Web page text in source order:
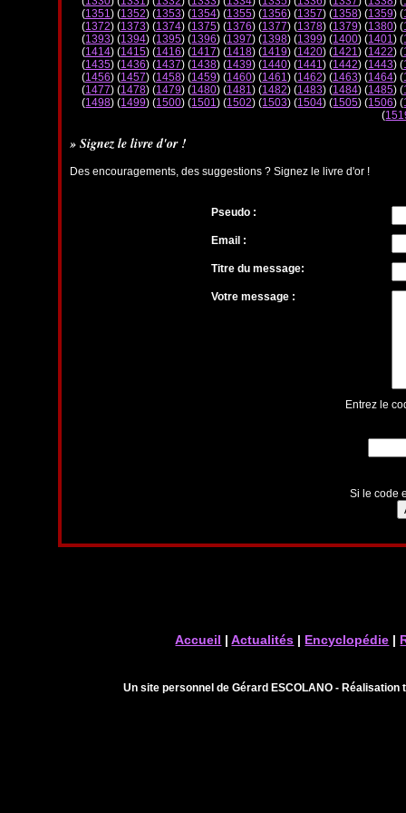
(1351) (1352) (1353) (1354) (1355) (1356) (1357) (1358) (1359) (
(1372) (1373) (1374) (1375) (1376) (1377) (1378) (1379) (1380) (
(1393) (1394) (1395) (1396) (1397) (1398) (1399) (1400) (1401) (
(1414) (1415) (1416) (1417) (1418) (1419) (1420) (1421) (1422) (
(1435) (1436) (1437) (1438) (1439) (1440) (1441) (1442) (1443) (
(1456) (1457) (1458) (1459) (1460) (1461) (1462) (1463) (1464) (
(1477) (1478) (1479) (1480) (1481) (1482) (1483) (1484) (1485) (
(1498) (1499) (1500) (1501) (1502) (1503) (1504) (1505) (1506) (
(
» Signez le livre d'or !
Des encouragements, des suggestions ? Signez le livre d'or !
Pseudo :
Email :
Titre du message:
Votre message :
Entrez le
Si le code
Accueil |Actualités | Encyclopédie |
Un site personnel de Gérard ESCOLANO -